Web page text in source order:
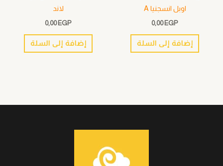
اوبل انسجنيا A
0,00 EGP
إضافة إلى السلة
لاند
0,00 EGP
إضافة إلى السلة